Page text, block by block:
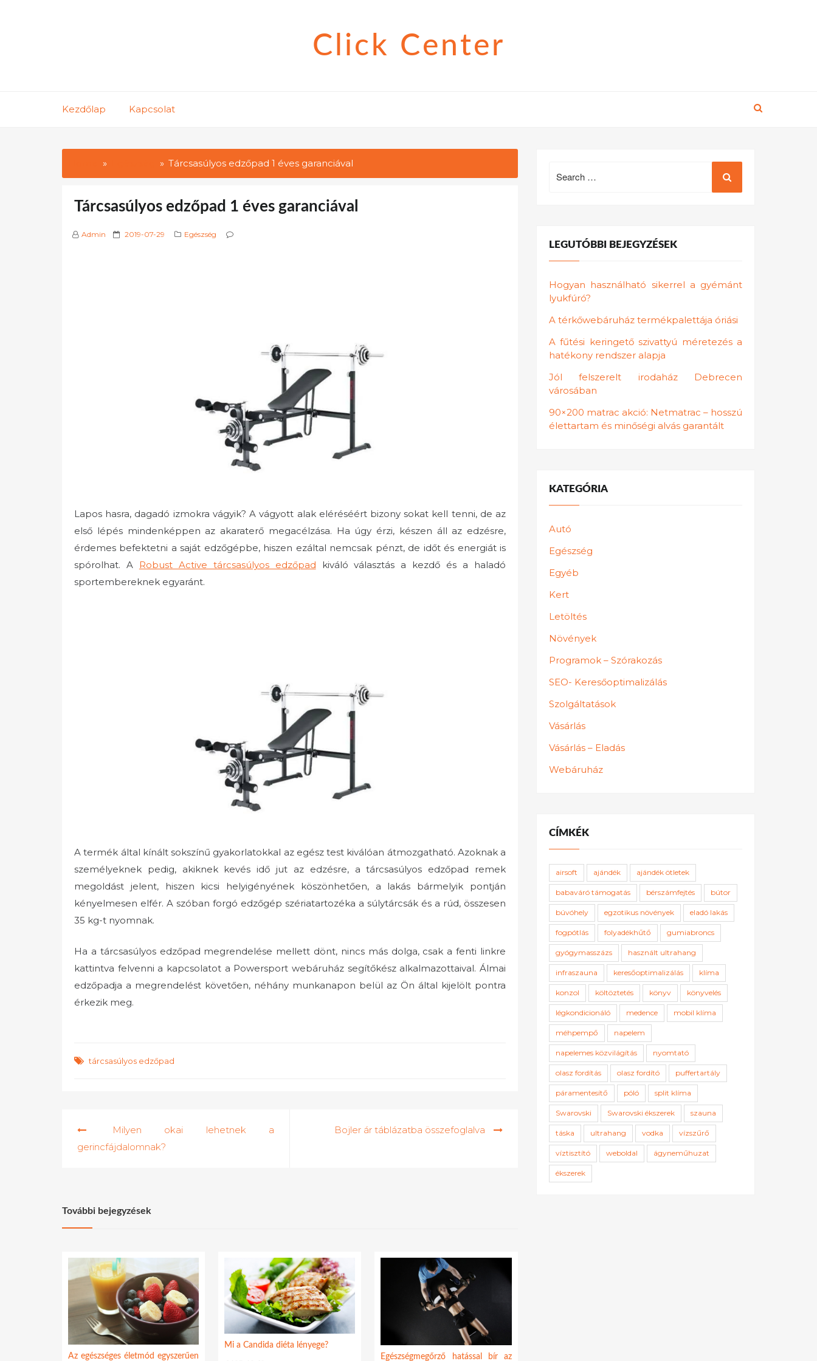
Click Center
Kezdőlap Kapcsolat
Tárcsasúlyos edzőpad 1 éves garanciával
Tárcsasúlyos edzőpad 1 éves garanciával
Admin
P 2019-07-29 Egészség
Lapos hasra, dagadó izmokra vágyik? A vágyott alak eléréséért bizony sokat kell tenni, de az
első lépés mindenképpen az akaraterő megacélzása. Ha úgy érzi, készen áll az edzésre,
érdemes befektetni a saját edzőgépbe, hiszen ezáltal nemcsak pénzt, de időt és energiát is
spórolhat. A Robust Active tárcsasúlyos edzőpad kiváló választás a kezdő és a haladó
sportembereknek egyaránt.
A termék által kínált sokszínű gyakorlatokkal az egész test kiválóan átmozgatható. Azoknak a
személyeknek pedig, akiknek kevés idő jut az edzésre, a tárcsasúlyos edzőpad remek
megoldást jelent, hiszen kicsi helyigényének köszönhetően, a lakás bármelyik pontján
kényelmesen elfér. A szóban forgó edzőgép szériatartozéka a súlytárcsák és a rúd, összesen
35 kg-t nyomnak.
Ha a tárcsasúlyos edzőpad megrendelése mellett dönt, nincs más dolga, csak a fenti linkre
kattintva felvenni a kapcsolatot a Powersport webáruház segítőkész alkalmazottaival. Álmai
edzőpadja a megrendelést követően, néhány munkanapon belül az Ön által kijelölt pontra
érkezik meg.
tárcsasúlyos edzőpad
navigáció
Milyen okai lehetnek a
gerincfájdalomnak?
Bojler ár táblázatba összefoglalva
További bejegyzések
Az egészséges életmód egyszerűen
Mi a Candida diéta lényege?
Egészségmegőrző hatással bír az
for:
LEGUTÓBBI BEJEGYZÉSEK
Hogyan használható sikerrel a gyémánt
lyukfúró?
A térkőwebáruház termékpalettája óriási
A fűtési keringető szivattyú méretezés a
hatékony rendszer alapja
Jól felszerelt irodaház Debrecen
városában
90×200 matrac akció: Netmatrac – hosszú
élettartam és minőségi alvás garantált
KATEGÓRIA
Autó
Egészség
Egyéb
Kert
Letöltés
Növények
Programok – Szórakozás
SEO- Keresőoptimalizálás
Szolgáltatások
Vásárlás
Vásárlás – Eladás
Webáruház
CÍMKÉK
airsoft ajándék ajándék ötletek
babaváró támogatás bérszámfejtés bútor
búvóhely egzotikus növények eladó lakás
fogpótlás folyadékhűtő gumiabroncs
gyógymasszázs használt ultrahang
infraszauna keresőoptimalizálás klíma
konzol költöztetés könyv könyvelés
légkondicionáló medence mobil klíma
méhpempő napelem
napelemes közvilágítás nyomtató
olasz fordítás olasz fordító puffertartály
páramentesítő póló split klíma
Swarovski Swarovski ékszerek szauna
táska ultrahang vodka vízszűrő
víztisztító weboldal ágyneműhuzat
ékszerek